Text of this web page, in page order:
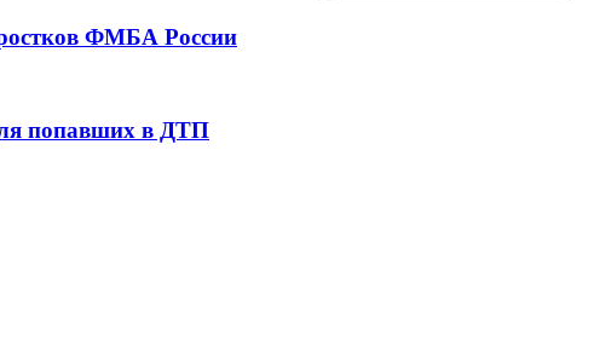
ФМБА России
попавших в ДТП